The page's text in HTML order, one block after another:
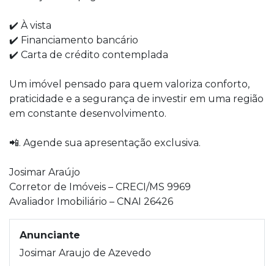
✔️ À vista
✔️ Financiamento bancário
✔️ Carta de crédito contemplada
Um imóvel pensado para quem valoriza conforto,
praticidade e a segurança de investir em uma região
em constante desenvolvimento.
📲. Agende sua apresentação exclusiva.
Josimar Araújo
Corretor de Imóveis – CRECI/MS 9969
Avaliador Imobiliário – CNAI 26426
Anunciante
Josimar Araujo de Azevedo